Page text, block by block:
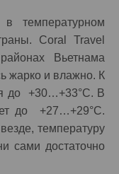
в температурном
Coral Travel
Вьетнама
жарко и влажно. К
до +30…+33°C. В
до +27…+29°C.
температуру
сами достаточно